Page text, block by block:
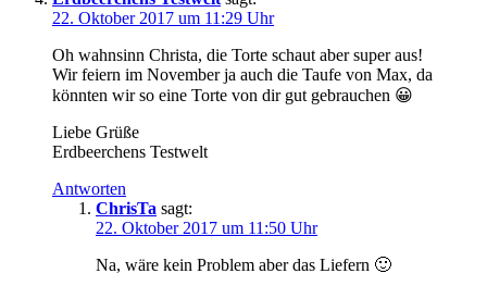
22. Oktober 2017 um 11:29 Uhr
Oh wahnsinn Christa, die Torte schaut aber super aus!
Wir feiern im November ja auch die Taufe von Max, da
könnten wir so eine Torte von dir gut gebrauchen 😀
Liebe Grüße
Erdbeerchens Testwelt
Antworten
ChrisTa sagt:
22. Oktober 2017 um 11:50 Uhr
Na, wäre kein Problem aber das Liefern 🙂